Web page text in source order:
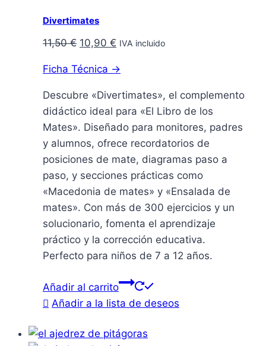
Divertimates
11,50€ El
original
era:
11,50 €.
10,90 € El
actual
es:
10,90 €.
IVA incluido
Ficha Técnica →
Descubre «Divertimates», el complemento
didáctico ideal para «El Libro de los
Mates». Diseñado para monitores, padres
y alumnos, ofrece recordatorios de
posiciones de mate, diagramas paso a
paso, y secciones prácticas como
«Macedonia de mates» y «Ensalada de
mates». Con más de 300 ejercicios y un
solucionario, fomenta el aprendizaje
práctico y la corrección educativa.
Perfecto para niños de 7 a 12 años.
Añadir al carrito
Añadir a la lista de deseos